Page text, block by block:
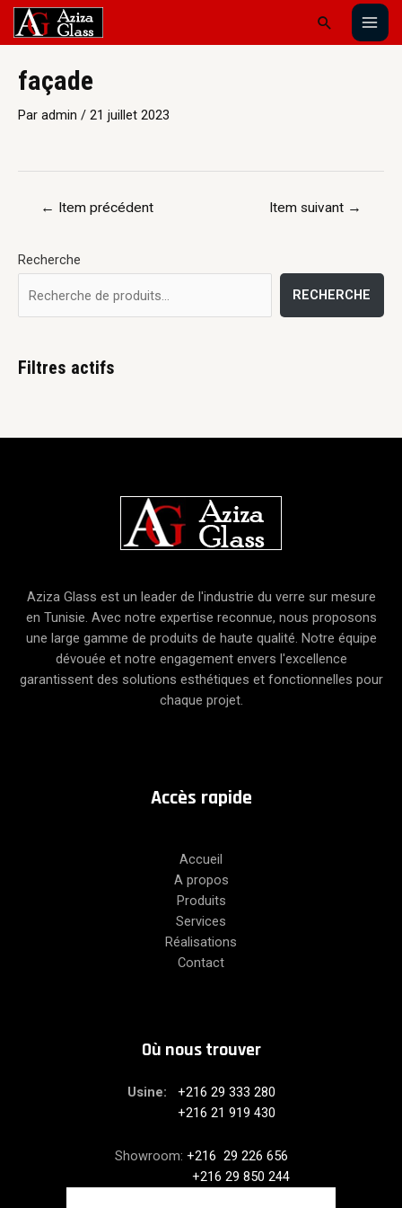
Recherche
RECHERCHE
Filtres actifs
façade
Par admin / 21 juillet 2023
← Item précédent Item suivant →
Aziza Glass est un leader de l'industrie du verre sur mesure
en Tunisie. Avec notre expertise reconnue, nous proposons
une large gamme de produits de haute qualité. Notre équipe
dévouée et notre engagement envers l'excellence
garantissent des solutions esthétiques et fonctionnelles pour
chaque projet.
Accès rapide
Accueil
A propos
Produits
Services
Réalisations
Contact
Où nous trouver
Usine:
+216 29 333 280
+216 21 919 430
Showroom: +216 29 226 656
+216 29 850 244